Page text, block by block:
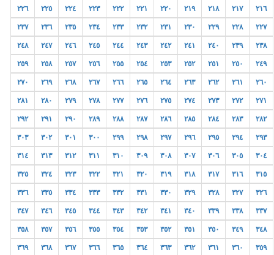
٢١٦ ٢١٧ ٢١٨ ٢١٩ ٢٢٠ ٢٢١ ٢٢٢ ٢٢٣ ٢٢٤ ٢٢٥ ٢٢٦
٢٢٧ ٢٢٨ ٢٢٩ ٢٣٠ ٢٣١ ٢٣٢ ٢٣٣ ٢٣٤ ٢٣٥ ٢٣٦ ٢٣٧
٢٣٨ ٢٣٩ ٢٤٠ ٢٤١ ٢٤٢ ٢٤٣ ٢٤٤ ٢٤٥ ٢٤٦ ٢٤٧ ٢٤٨
٢٤٩ ٢٥٠ ٢٥١ ٢٥٢ ٢٥٣ ٢٥٤ ٢٥٥ ٢٥٦ ٢٥٧ ٢٥٨ ٢٥٩
٢٦٠ ٢٦١ ٢٦٢ ٢٦٣ ٢٦٤ ٢٦٥ ٢٦٦ ٢٦٧ ٢٦٨ ٢٦٩ ٢٧٠
٢٧١ ٢٧٢ ٢٧٣ ٢٧٤ ٢٧٥ ٢٧٦ ٢٧٧ ٢٧٨ ٢٧٩ ٢٨٠ ٢٨١
٢٨٢ ٢٨٣ ٢٨٤ ٢٨٥ ٢٨٦ ٢٨٧ ٢٨٨ ٢٨٩ ٢٩٠ ٢٩١ ٢٩٢
٢٩٣ ٢٩٤ ٢٩٥ ٢٩٦ ٢٩٧ ٢٩٨ ٢٩٩ ٣٠٠ ٣٠١ ٣٠٢ ٣٠٣
٣٠٤ ٣٠٥ ٣٠٦ ٣٠٧ ٣٠٨ ٣٠٩ ٣١٠ ٣١١ ٣١٢ ٣١٣ ٣١٤
٣١٥ ٣١٦ ٣١٧ ٣١٨ ٣١٩ ٣٢٠ ٣٢١ ٣٢٢ ٣٢٣ ٣٢٤ ٣٢٥
٣٢٦ ٣٢٧ ٣٢٨ ٣٢٩ ٣٣٠ ٣٣١ ٣٣٢ ٣٣٣ ٣٣٤ ٣٣٥ ٣٣٦
٣٣٧ ٣٣٨ ٣٣٩ ٣٤٠ ٣٤١ ٣٤٢ ٣٤٣ ٣٤٤ ٣٤٥ ٣٤٦ ٣٤٧
٣٤٨ ٣٤٩ ٣٥٠ ٣٥١ ٣٥٢ ٣٥٣ ٣٥٤ ٣٥٥ ٣٥٦ ٣٥٧ ٣٥٨
٣٥٩ ٣٦٠ ٣٦١ ٣٦٢ ٣٦٣ ٣٦٤ ٣٦٥ ٣٦٦ ٣٦٧ ٣٦٨ ٣٦٩